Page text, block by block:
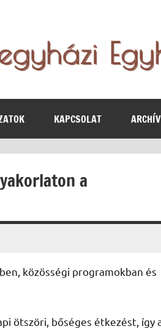
KAPCSOLAT
a
közösségi programokban és
ötszöri, bőséges étkezést, így